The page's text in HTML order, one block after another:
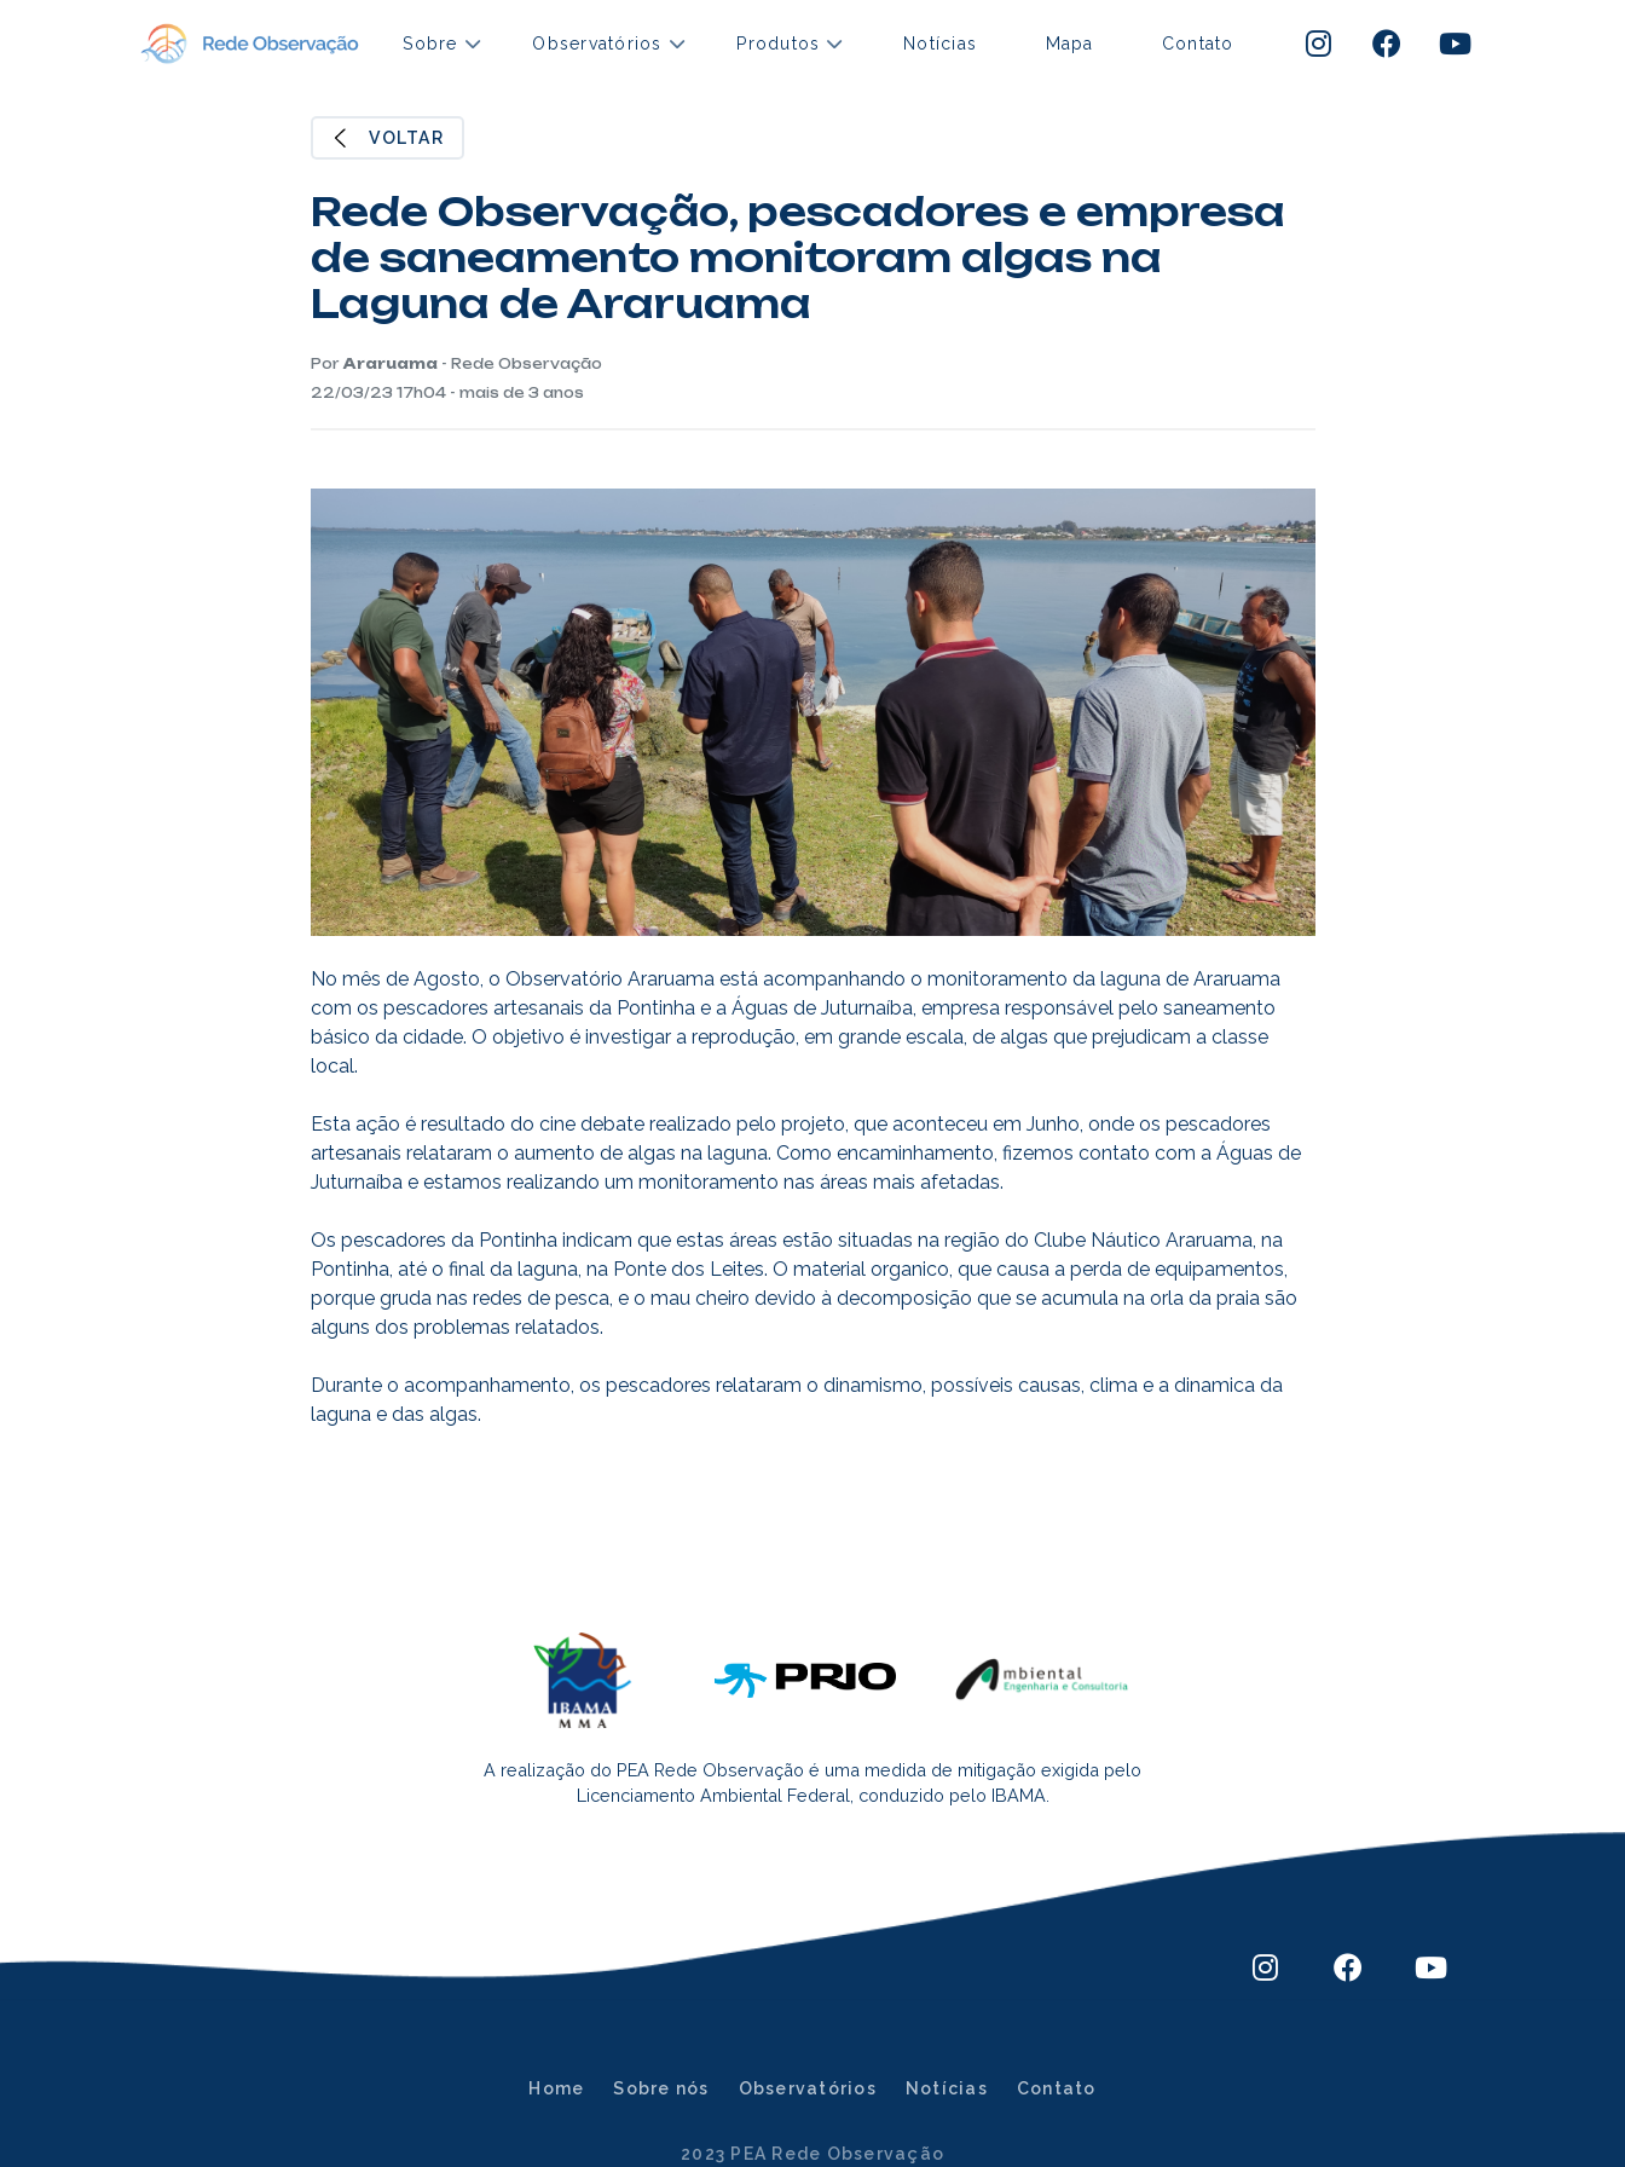
Sobre Observatórios Produtos Notícias Mapa Contato
VOLTAR
Rede Observação, pescadores e empresa
de saneamento monitoram algas na
Laguna de Araruama
PorAraruama- Rede Observação
22/03/23 17h04 - mais de 3 anos
No mês de Agosto, o Observatório Araruama está acompanhando o monitoramento da laguna de Araruama
com os pescadores artesanais da Pontinha e a Águas de Juturnaíba, empresa responsável pelo saneamento
básico da cidade. O objetivo é investigar a reprodução, em grande escala, de algas que prejudicam a classe
local.
Esta ação é resultado do cine debate realizado pelo projeto, que aconteceu em Junho, onde os pescadores
artesanais relataram o aumento de algas na laguna. Como encaminhamento, fizemos contato com a Águas de
Juturnaíba e estamos realizando um monitoramento nas áreas mais afetadas.
Os pescadores da Pontinha indicam que estas áreas estão situadas na região do Clube Náutico Araruama, na
Pontinha, até o final da laguna, na Ponte dos Leites. O material organico, que causa a perda de equipamentos,
porque gruda nas redes de pesca, e o mau cheiro devido à decomposição que se acumula na orla da praia são
alguns dos problemas relatados.
Durante o acompanhamento, os pescadores relataram o dinamismo, possíveis causas, clima e a dinamica da
laguna e das algas.
A realização do PEA Rede Observação é uma medida de mitigação exigida pelo
Licenciamento Ambiental Federal, conduzido pelo IBAMA.
Home Sobre nós Observatórios Notícias Contato
2023 PEA Rede Observação